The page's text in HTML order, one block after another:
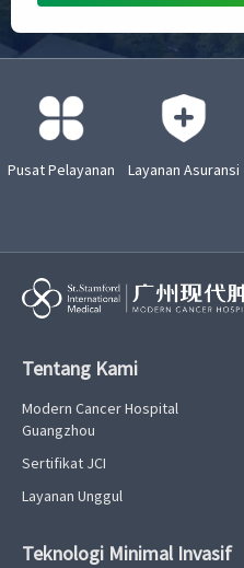
Pusat Pelayanan Layanan Asuransi
Tentang Kami
Modern Cancer Hospital
Guangzhou
Sertifikat JCI
Layanan Unggul
Teknologi Minimal Invasif